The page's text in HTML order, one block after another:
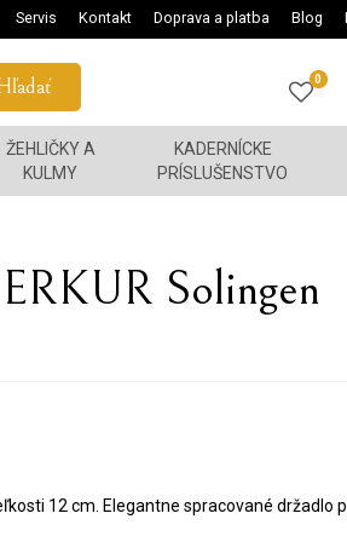
Servis Kontakt Doprava a platba Blog
0
ŽEHLIČKY A
KULMY
KADERNÍCKE
PRÍSLUŠENSTVO
Solingen
12 cm. Elegantne spracované držadlo